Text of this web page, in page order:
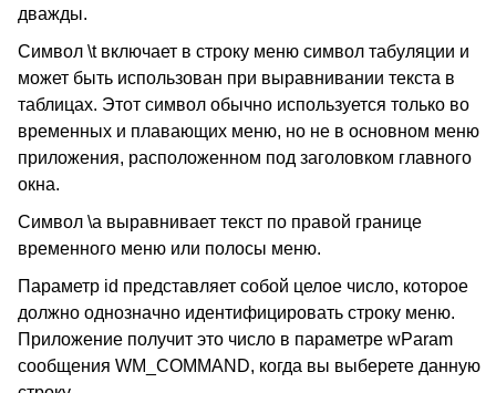
дважды.
Символ \t включает в строку меню символ табуляции и
может быть использован при выравнивании текста в
таблицах. Этот символ обычно используется только во
временных и плавающих меню, но не в основном меню
приложения, расположенном под заголовком главного
окна.
Символ \a выравнивает текст по правой границе
временного меню или полосы меню.
Параметр id представляет собой целое число, которое
должно однозначно идентифицировать строку меню.
Приложение получит это число в параметре wParam
сообщения WM_COMMAND, когда вы выберете данную